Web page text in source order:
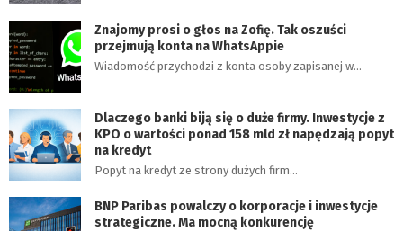
Znajomy prosi o głos na Zofię. Tak oszuści
przejmują konta na WhatsAppie
Wiadomość przychodzi z konta osoby zapisanej w…
Dlaczego banki biją się o duże firmy. Inwestycje z
KPO o wartości ponad 158 mld zł napędzają popyt
na kredyt
Popyt na kredyt ze strony dużych firm…
BNP Paribas powalczy o korporacje i inwestycje
strategiczne. Ma mocną konkurencję